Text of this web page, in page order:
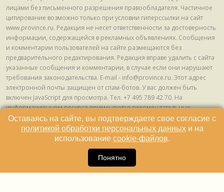
лицами без письменного разрешения правообладателя. Частичное
цитирование возможно только при условии гиперссылки на сайт
www.province.ru. Редакция не несет ответственности за достоверность
информации, содержащейся в рекламных объявлениях. Сообщения
и комментарии пользователей на сайте размещаются без
предварительного редактирования. Редакция вправе удалить с сайта
указанные сообщения и комментарии, в случае если они нарушают
требования законодательства. E-mail - info@province.ru. Этот адрес
электронной почты защищен от спам-ботов. У вас должен быть
включен JavaScript для просмотра. Tел. +7 495 789 42 70. На
информационном ресурсе применяются рекомендательные
технологии (информационные технологии предоставления
информации на основе сбора, систематизации и анализа сведений,
относящихся к предпочтениям пользователей сети "Интернет",
находящихся на территории Российской Федерации) © ООО ИД
Оставаясь на сайте, вы подтверждаете свое согласие с
политикой обработки персональных данныхи на
использование cookie-файлов.
Понятно